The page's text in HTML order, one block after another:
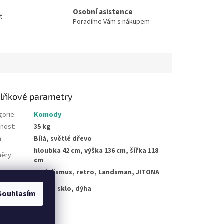
Osobní asistence
Poradíme Vám s nákupem
parametry
:
Komody
:
35 kg
:
Bílá, světlé dřevo
:
hloubka 42 cm, výška 136 cm, šířka 118
cm
socialismus, retro, Landsman, JITONA
: dřevo, sklo, dýha